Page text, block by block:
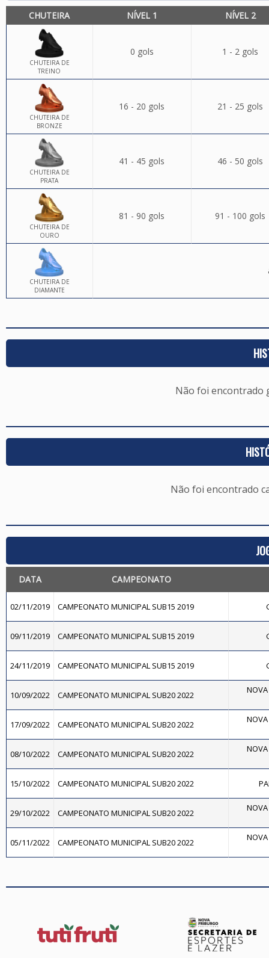
CHUTEIRA NÍVEL 1 NÍVEL 2
CHUTEIRA DE
TREINO
0 gols 1 - 2 gols
CHUTEIRA DE
BRONZE
16 - 20 gols 21 - 25 gols
CHUTEIRA DE
PRATA
41 - 45 gols 46 - 50 gols
CHUTEIRA DE
OURO
81 - 90 gols 91 - 100 gols
CHUTEIRA DE
DIAMANTE
Não foi encontrado
Não foi encontrado
DATA CAMPEONATO
02/11/2019 CAMPEONATO MUNICIPAL SUB15 2019
09/11/2019 CAMPEONATO MUNICIPAL SUB15 2019
24/11/2019 CAMPEONATO MUNICIPAL SUB15 2019
10/09/2022 CAMPEONATO MUNICIPAL SUB20 2022 NOVA
17/09/2022 CAMPEONATO MUNICIPAL SUB20 2022 NOVA
08/10/2022 CAMPEONATO MUNICIPAL SUB20 2022 NOVA
15/10/2022 CAMPEONATO MUNICIPAL SUB20 2022
29/10/2022 CAMPEONATO MUNICIPAL SUB20 2022 NOVA
05/11/2022 CAMPEONATO MUNICIPAL SUB20 2022 NOVA